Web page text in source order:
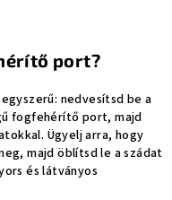
port?
nedvesítsd be a
fogfehérítő port, majd
Ügyelj arra, hogy
majd öblítsd le a szádat
és látványos